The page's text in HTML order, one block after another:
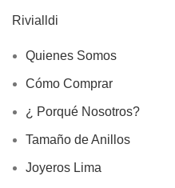
Rivialldi
Quienes Somos
Cómo Comprar
¿ Porqué Nosotros?
Tamaño de Anillos
Joyeros Lima